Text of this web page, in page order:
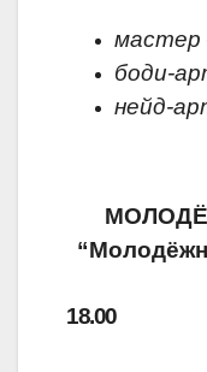
мастер
боди-
нейд-
18.00